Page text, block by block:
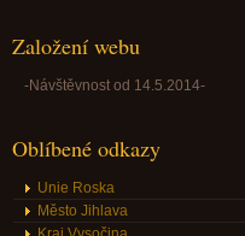
Založení webu
-Návštěvnost od 14.5.2014-
Oblíbené odkazy
Unie Roska
Město Jihlava